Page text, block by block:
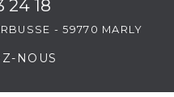
24 18
- 59770 MARLY
NOUS